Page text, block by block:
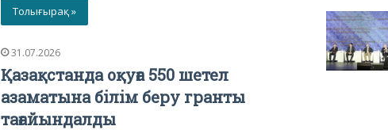
Толығырақ »
31.07.2026
Қазақстанда оқуға 550 шетел
азаматына білім беру гранты
тағайындалды